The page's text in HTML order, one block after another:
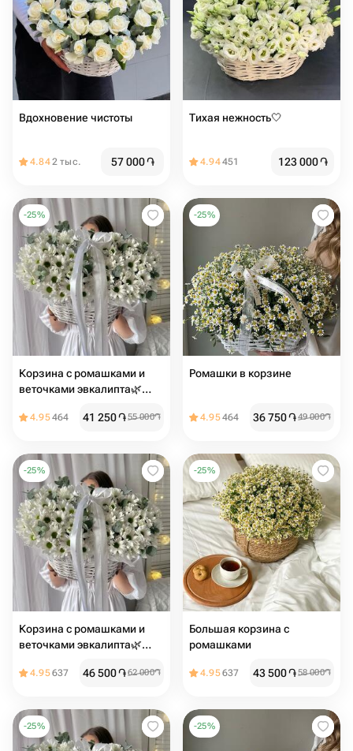
Вдохновение чистоты
4.842 тыс. 57 000֏
Тихая нежность🤍
4.94451 123 000֏
-25%
Корзина с ромашками и
веточками эвкалипта🌿
4.95464 41 250֏55 000֏
-25%
Ромашки в корзине
4.95464 36 750֏49 000֏
-25%
Корзина с ромашками и
веточками эвкалипта🌿
4.95637 46 500֏62 000֏
-25%
Большая корзина с
ромашками
4.95637 43 500֏58 000֏
-25% -25%